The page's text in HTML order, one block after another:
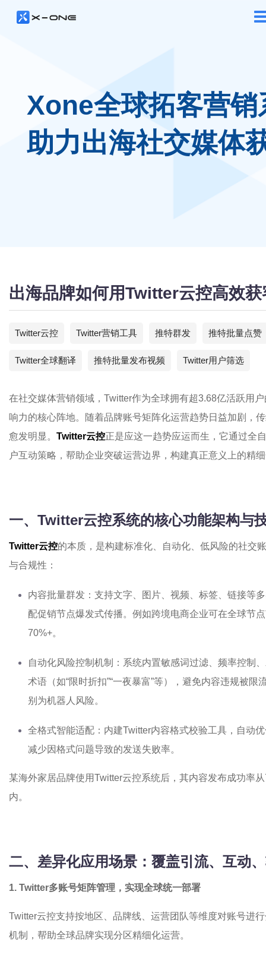
Xone全球拓客营销
助力出海社交媒体
出海品牌如何用Twitter云控高效
Twitter云控 Twitter营销工具 推特群发 推特批量点赞
Twitter全球翻译 推特批量发布视频 Twitter用户筛选
在社交媒体营销领域，Twitter作为全球拥有超3.68亿活跃用
响力的核心阵地。随着品牌账号矩阵化运营趋势日益加剧，
愈发明显。 Twitter云控正是应这一趋势应运而生，它通过全
户互动策略，帮助企业突破运营边界，构建真正意义上的精
一、Twitter云控系统的核心功能架构与
Twitter云控的本质，是构建标准化、自动化、低风险的社交
与合规性：
内容批量群发：支持文字、图片、视频、标签、链接等
配促销节点爆发式传播。例如跨境电商企业可在全球节
70%+。
自动化风险控制机制：系统内置敏感词过滤、频率控制
术语（如“限时折扣”“一夜暴富”等），避免内容违规被
别为机器人风险。
全格式智能适配：内建Twitter内容格式校验工具，自动
减少因格式问题导致的发送失败率。
某海外家居品牌使用Twitter云控系统后，其内容发布成功率
内。
二、差异化应用场景：覆盖引流、互动
1. Twitter多账号矩阵管理，实现全球统一部署
Twitter云控支持按地区、品牌线、运营团队等维度对账号进
机制，帮助全球品牌实现分区精细化运营。